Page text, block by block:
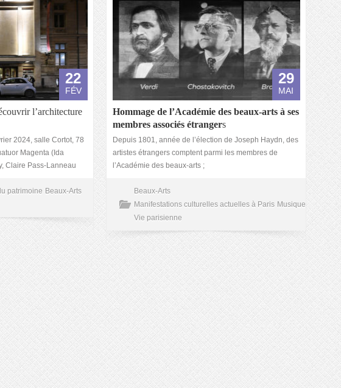
22
FÉV
l’architecture
2024, salle Cortot, 78
Magenta (Ida
Claire Pass-Lanneau
patrimoine Beaux-Arts
29
MAI
Hommage de l’Académie des beaux-arts à ses
membres associés étrangers
Depuis 1801, année de l’élection de Joseph Haydn, des
artistes étrangers comptent parmi les membres de
l’Académie des beaux-arts ;
Beaux-Arts
Manifestations culturelles actuelles à Paris Musique
Vie parisienne